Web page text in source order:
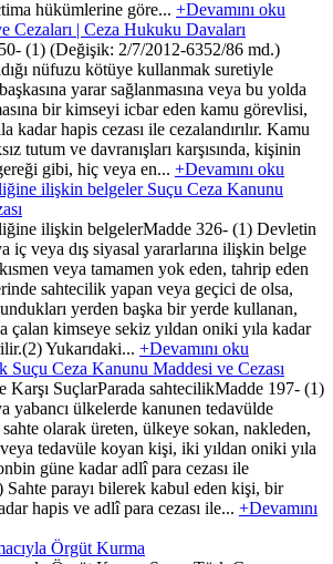
hükümlerine göre... +Devamını oku
Cezaları | Ceza Hukuku Davaları
(1) (Değişik: 2/7/2012-6352/86 md.)
nüfuzu kötüye kullanmak suretiyle
yarar sağlanmasına veya bu yolda
bir kimseyi icbar eden kamu görevlisi,
kadar hapis cezası ile cezalandırılır. Kamu
tutum ve davranışları karşısında, kişinin
gibi, hiç veya en... +Devamını oku
ilişkin belgeler Suçu Ceza Kanunu
ilişkin belgelerMadde 326- (1) Devletin
iç veya dış siyasal yararlarına ilişkin belge
veya tamamen yok eden, tahrip eden
sahtecilik yapan veya geçici de olsa,
yerden başka bir yerde kullanan,
çalan kimseye sekiz yıldan oniki yıla kadar
Yukarıdaki... +Devamını oku
Suçu Ceza Kanunu Maddesi ve Cezası
Karşı SuçlarParada sahtecilikMadde 197- (1)
yabancı ülkelerde kanunen tedavülde
olarak üreten, ülkeye sokan, nakleden,
tedavüle koyan kişi, iki yıldan oniki yıla
güne kadar adlî para cezası ile
Sahte parayı bilerek kabul eden kişi, bir
hapis ve adlî para cezası ile... +Devamını
Örgüt Kurma